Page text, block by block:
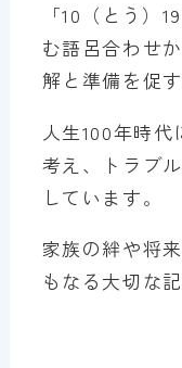
「10（とう）
む語呂合わせ
解と準備を促す
人生100年時
考え、トラブ
しています。
家族の絆や将
もなる大切な